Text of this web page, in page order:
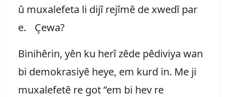
û muxalefeta li dijî rejîmê de xwedî par
e. Çewa?
Binihêrin, yên ku herî zêde pêdiviya wan
bi demokrasiyê heye, em kurd in. Me ji
muxalefetê re got ”em bi hev re